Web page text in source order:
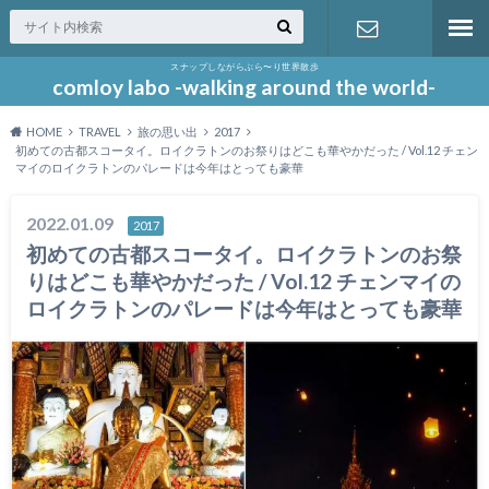
スナップしながらぶら〜り世界散歩
comloy labo -walking around the world-
お問い合わ
HOME TRAVEL 旅の思い出
2017
初めての古都スコータイ。ロイクラトンのお祭りはどこも華やかだった / Vol.12 チェン
マイのロイクラトンのパレードは今年はとっても豪華
2022.01.09 2017
初めての古都スコータイ。ロイクラトンのお祭
りはどこも華やかだった / Vol.12 チェンマイの
ロイクラトンのパレードは今年はとっても豪華